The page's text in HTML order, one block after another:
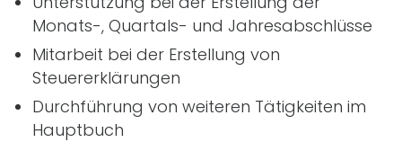
Monats-, Quartals- und Jahresabschlüsse
Mitarbeit bei der Erstellung von
Steuererklärungen
Durchführung von weiteren Tätigkeiten im
Hauptbuch